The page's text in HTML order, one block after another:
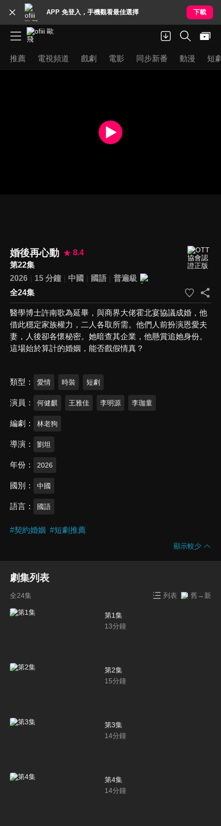
APP 免登入，手機觀看最佳選擇 下載
推薦 電視頻道 戲劇 電影 同步新番 動漫 短
婚後再心動
8.4
第22集
2026
15 分鐘 中國 國語
普遍級
全24集
醫學博士許南歌為延畢，與商界大佬霍北宴協議成婚，他
借此穩定家族權力，二人各取所需。他們人前扮演恩愛夫
妻，人後卻各懷秘密。她暗查其企業，他懸賞追她身份。
這場始於算計的婚姻，能否戲假情真？
類型 愛情 時裝 短劇
演員 何健麒 王雅佳 李明源 李珈童
編劇 林老狗
導演 劉坦
年份 2026
國別 中國
語言 國語
#契約婚姻 #短劇推薦
顯示較少
劇集列表
全24集 列表 舊→新
第1集
13分鐘
第2集
15分鐘
第3集
14分鐘
第4集
14分鐘